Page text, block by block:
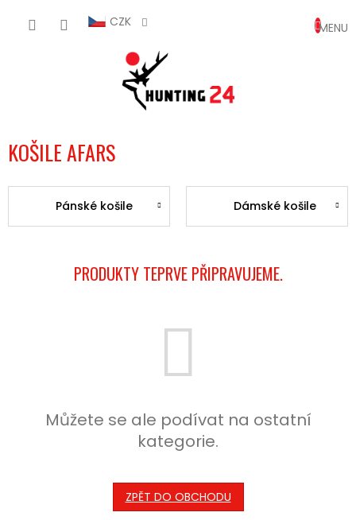
CZK
KOŠÍK
KOŠILE AFARS
Pánské košile Dámské košile
PRODUKTY TEPRVE PŘIPRAVUJEME.
Můžete se ale podívat na ostatní
kategorie.
ZPĚT DO OBCHODU